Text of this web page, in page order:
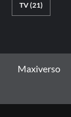
TV(21)
Maxiverso